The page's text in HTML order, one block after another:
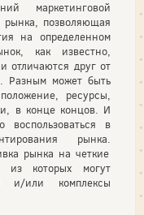
маркетинговой
рынка, позволяющая
на определенном
как известно,
отличаются друг от
Разным может быть
ресурсы,
в конце концов. И
в
рынка.
рынка на четкие
из которых могут
и/или комплексы